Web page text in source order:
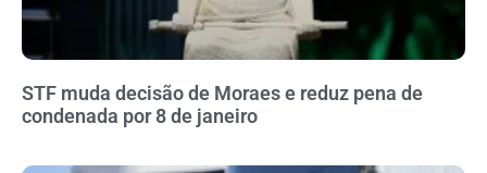
STF muda decisão de Moraes e reduz pena de
condenada por 8 de janeiro